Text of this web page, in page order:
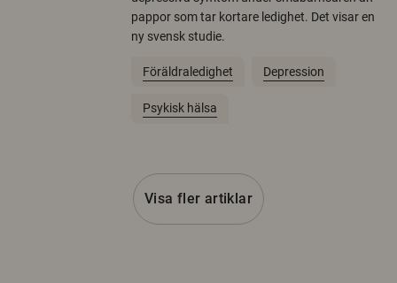
pappor som tar kortare ledighet. Det visar en
ny svensk studie.
Föräldraledighet Depression
Psykisk hälsa
Visa fler artiklar